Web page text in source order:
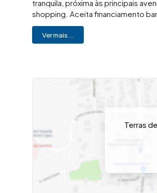
tranquila, próxima às principais
shopping. Aceita financiamento
segurança? Gostou desse imóvel?
você!
Ver mais...
Terras